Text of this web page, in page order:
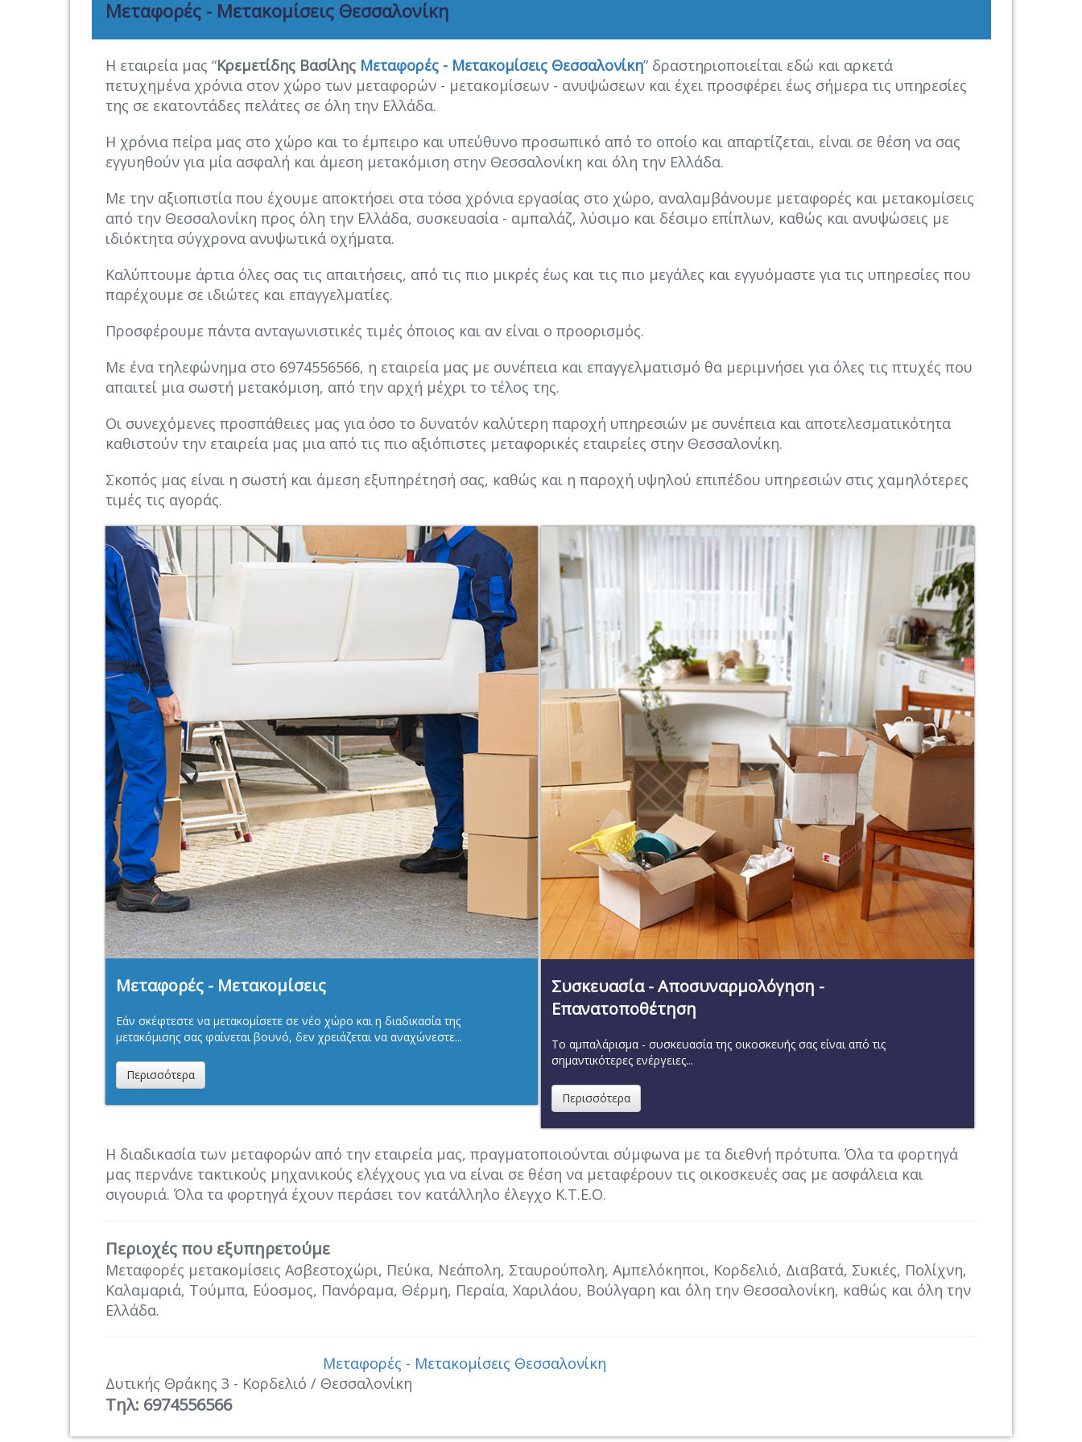
Μεταφορές - Μετακομίσεις Θεσσαλονίκη
Η εταιρεία μας “Κρεμετίδης Βασίλης Μεταφορές - Μετακομίσεις Θεσσαλονίκη” δραστηριοποιείται εδώ και αρκετά
πετυχημένα χρόνια στον χώρο των μεταφορών - μετακομίσεων - ανυψώσεων και έχει προσφέρει έως σήμερα τις υπηρεσίες
της σε εκατοντάδες πελάτες σε όλη την Ελλάδα.
Η χρόνια πείρα μας στο χώρο και το έμπειρο και υπεύθυνο προσωπικό από το οποίο και απαρτίζεται, είναι σε θέση να σας
εγγυηθούν για μία ασφαλή και άμεση μετακόμιση στην Θεσσαλονίκη και όλη την Ελλάδα.
Με την αξιοπιστία που έχουμε αποκτήσει στα τόσα χρόνια εργασίας στο χώρο, αναλαμβάνουμε μεταφορές και μετακομίσεις
από την Θεσσαλονίκη προς όλη την Ελλάδα, συσκευασία - αμπαλάζ, λύσιμο και δέσιμο επίπλων, καθώς και ανυψώσεις με
ιδιόκτητα σύγχρονα ανυψωτικά οχήματα.
Καλύπτουμε άρτια όλες σας τις απαιτήσεις, από τις πιο μικρές έως και τις πιο μεγάλες και εγγυόμαστε για τις υπηρεσίες που
παρέχουμε σε ιδιώτες και επαγγελματίες.
Προσφέρουμε πάντα ανταγωνιστικές τιμές όποιος και αν είναι ο προορισμός.
Με ένα τηλεφώνημα στο 6974556566, η εταιρεία μας με συνέπεια και επαγγελματισμό θα μεριμνήσει για όλες τις πτυχές που
απαιτεί μια σωστή μετακόμιση, από την αρχή μέχρι το τέλος της.
Οι συνεχόμενες προσπάθειες μας για όσο το δυνατόν καλύτερη παροχή υπηρεσιών με συνέπεια και αποτελεσματικότητα
καθιστούν την εταιρεία μας μια από τις πιο αξιόπιστες μεταφορικές εταιρείες στην Θεσσαλονίκη.
Σκοπός μας είναι η σωστή και άμεση εξυπηρέτησή σας, καθώς και η παροχή υψηλού επιπέδου υπηρεσιών στις χαμηλότερες
τιμές τις αγοράς.
Μεταφορές - Μετακομίσεις
Εάν σκέφτεστε να μετακομίσετε σε νέο χώρο και η διαδικασία της
μετακόμισης σας φαίνεται βουνό, δεν χρειάζεται να αναχώνεστε...
Περισσότερα
Συσκευασία - Αποσυναρμολόγηση -
Επανατοποθέτηση
Το αμπαλάρισμα - συσκευασία της οικοσκευής σας είναι από τις
σημαντικότερες ενέργειες...
Περισσότερα
Η διαδικασία των μεταφορών από την εταιρεία μας, πραγματοποιούνται σύμφωνα με τα διεθνή πρότυπα. Όλα τα φορτηγά
μας περνάνε τακτικούς μηχανικούς ελέγχους για να είναι σε θέση να μεταφέρουν τις οικοσκευές σας με ασφάλεια και
σιγουριά. Όλα τα φορτηγά έχουν περάσει τον κατάλληλο έλεγχο Κ.Τ.Ε.Ο.
Περιοχές που εξυπηρετούμε
Μεταφορές μετακομίσεις Ασβεστοχώρι, Πεύκα, Νεάπολη, Σταυρούπολη, Αμπελόκηποι, Κορδελιό, Διαβατά, Συκιές, Πολίχνη,
Καλαμαριά, Τούμπα, Εύοσμος, Πανόραμα, Θέρμη, Περαία, Χαριλάου, Βούλγαρη και όλη την Θεσσαλονίκη, καθώς και όλη την
Ελλάδα.
Μεταφορές - Μετακομίσεις Θεσσαλονίκη
Δυτικής Θράκης 3 - Κορδελιό / Θεσσαλονίκη
Τηλ: 6974556566